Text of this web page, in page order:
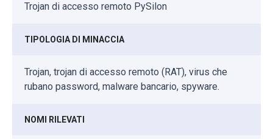
Trojan di accesso remoto PySilon
TIPOLOGIA DI MINACCIA
Trojan, trojan di accesso remoto (RAT), virus che
rubano password, malware bancario, spyware.
NOMI RILEVATI